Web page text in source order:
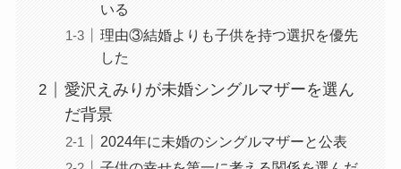
いる
理由③結婚よりも子供を持つ選択を優先
した
愛沢えみりが未婚シングルマザーを選ん
だ背景
2024年に未婚のシングルマザーと公表